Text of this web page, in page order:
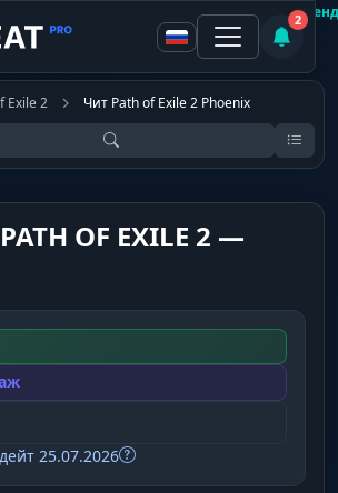
2
Exile 2 Чит Path of Exile 2 Phoenix
OF EXILE 2 —
25.07.2026